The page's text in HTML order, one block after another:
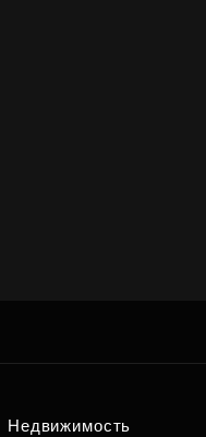
Недвижимость